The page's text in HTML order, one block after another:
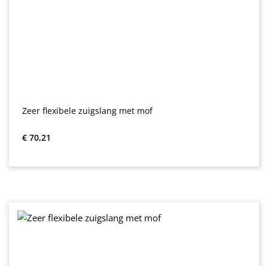
Zeer flexibele zuigslang met mof
Normale prijs:
€ 70,21